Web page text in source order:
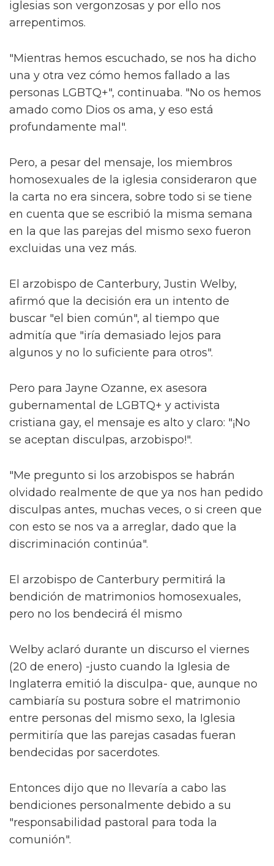
iglesias son vergonzosas y por ello nos
arrepentimos.
"Mientras hemos escuchado, se nos ha dicho
una y otra vez cómo hemos fallado a las
personas LGBTQ+", continuaba. "No os hemos
amado como Dios os ama, y eso está
profundamente mal".
Pero, a pesar del mensaje, los miembros
homosexuales de la iglesia consideraron que
la carta no era sincera, sobre todo si se tiene
en cuenta que se escribió la misma semana
en la que las parejas del mismo sexo fueron
excluidas una vez más.
El arzobispo de Canterbury, Justin Welby,
afirmó que la decisión era un intento de
buscar "el bien común", al tiempo que
admitía que "iría demasiado lejos para
algunos y no lo suficiente para otros".
Pero para Jayne Ozanne, ex asesora
gubernamental de LGBTQ+ y activista
cristiana gay, el mensaje es alto y claro: "¡No
se aceptan disculpas, arzobispo!".
"Me pregunto si los arzobispos se habrán
olvidado realmente de que ya nos han pedido
disculpas antes, muchas veces, o si creen que
con esto se nos va a arreglar, dado que la
discriminación continúa".
El arzobispo de Canterbury permitirá la
bendición de matrimonios homosexuales,
pero no los bendecirá él mismo
Welby aclaró durante un discurso el viernes
(20 de enero) -justo cuando la Iglesia de
Inglaterra emitió la disculpa- que, aunque no
cambiaría su postura sobre el matrimonio
entre personas del mismo sexo, la Iglesia
permitiría que las parejas casadas fueran
bendecidas por sacerdotes.
Entonces dijo que no llevaría a cabo las
bendiciones personalmente debido a su
"responsabilidad pastoral para toda la
comunión".